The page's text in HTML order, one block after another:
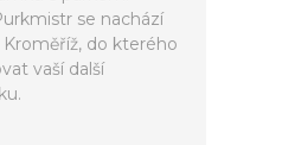
se nachází
do kterého
vaší další